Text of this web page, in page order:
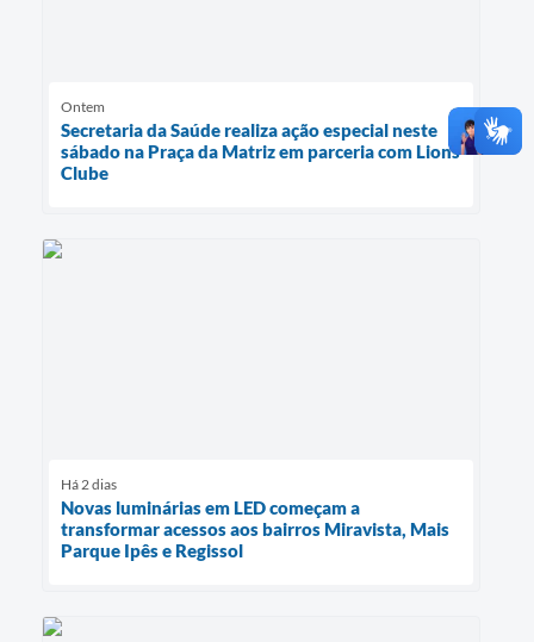
Ontem
Secretaria da Saúde realiza ação especial neste
sábado na Praça da Matriz em parceria com Lions
Clube
Há 2 dias
Novas luminárias em LED começam a
transformar acessos aos bairros Miravista, Mais
Parque Ipês e Regissol